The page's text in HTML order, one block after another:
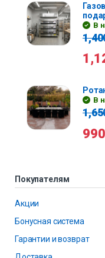
В
В
Покупателям
Акции
Бонусная система
Гарантии и возврат